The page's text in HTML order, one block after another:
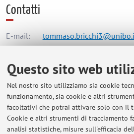
Questo sito web
Nel nostro sito utilizziamo sia cookie
funzionamento, sia cookie e altri
facoltativi che potrai attivare solo con il
Cookie e altri strumenti di tracciamento
analisi statistiche, misure sull'efficacia
Contatti
E-mail:
Dipartimento di Interpretazione e
Corso della Repubblica 136, Forlì -
Risorse in rete